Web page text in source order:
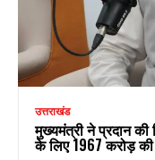
उत्तराखंड
मुख्यमंत्री ने प्रदान की
के लिए ₹1967 करोड़ की